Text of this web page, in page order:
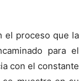
el proceso que la
para el
con el constante